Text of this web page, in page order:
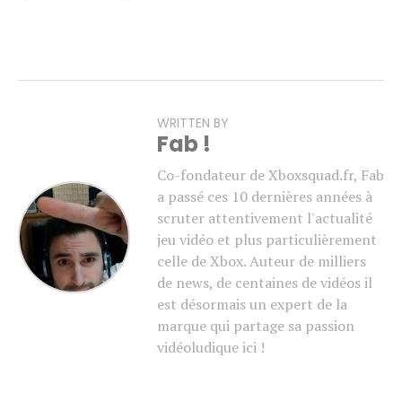
WRITTEN BY
Fab !
Co-fondateur de Xboxsquad.fr, Fab
a passé ces 10 dernières années à
scruter attentivement l'actualité
jeu vidéo et plus particulièrement
celle de Xbox. Auteur de milliers
de news, de centaines de vidéos il
est désormais un expert de la
marque qui partage sa passion
vidéoludique ici !